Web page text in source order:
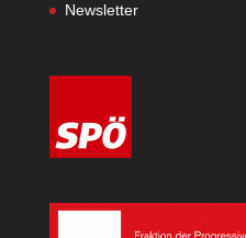
Newsletter